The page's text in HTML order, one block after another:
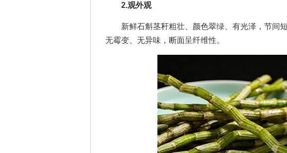
2.观外观
新鲜石斛茎秆粗壮、颜色翠绿、有光泽，节间短
无霉变、无异味，断面呈纤维性。